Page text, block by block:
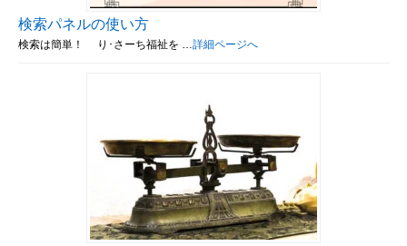
検索パネルの使い方
検索は簡単！ り･さーち福祉を … 詳細ページへ